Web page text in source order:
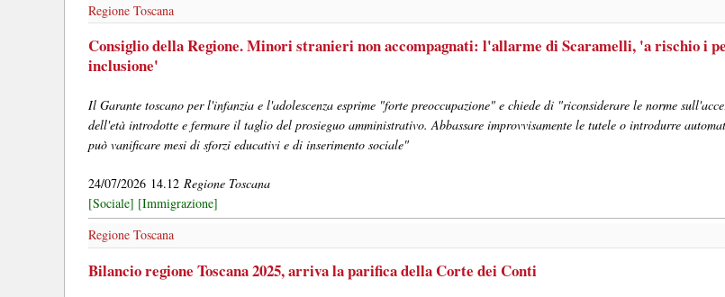
Regione Toscana
Consiglio della Regione. Minori stranieri non accompagnati: l'allarme di Scaramelli, 'a rischio i
inclusione'
Il Garante toscano per l'infanzia e l'adolescenza esprime "forte preoccupazione" e chiede di "riconsiderare le norme
dell'età introdotte e fermare il taglio del prosieguo amministrativo. Abbassare improvvisamente le tutele o introdurre
può vanificare mesi di sforzi educativi e di inserimento sociale"
24/07/2026 14.12Regione Toscana
[Sociale] [Immigrazione]
Regione Toscana
Bilancio regione Toscana 2025, arriva la parifica della Corte dei Conti